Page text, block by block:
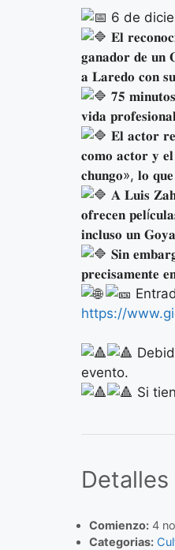
6 de
𝐄𝐥
𝐠𝐚𝐧𝐚𝐝𝐨𝐫 𝐝𝐞 𝐮𝐧
𝐚 𝐋𝐚𝐫𝐞𝐝𝐨 𝐜𝐨𝐧
𝟕𝟓
𝐯𝐢𝐝𝐚
𝐄𝐥 𝐚𝐜𝐭𝐨𝐫
𝐜𝐨𝐦𝐨 𝐚𝐜𝐭𝐨𝐫 𝐲 𝐞𝐥
𝐜𝐡𝐮𝐧𝐠𝐨», 𝐥𝐨
𝐀 𝐋𝐮𝐢𝐬
𝐨𝐟𝐫𝐞𝐜𝐞𝐧
𝐢𝐧𝐜𝐥𝐮𝐬𝐨 𝐮𝐧
𝐒𝐢𝐧
𝐩𝐫𝐞𝐜𝐢𝐬𝐚𝐦𝐞𝐧𝐭𝐞
https://
evento.
Si
Comienzo:4
Categorias: